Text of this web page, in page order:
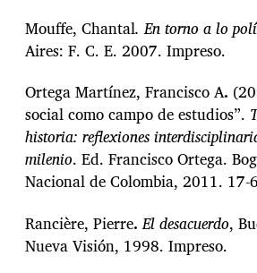
Mouffe, Chantal. En torno a lo
Aires: F. C. E. 2007. Impreso.
Ortega Martínez, Francisco A.
social como campo de estudios”.
historia: reflexiones
milenio. Ed. Francisco Ortega.
Nacional de Colombia, 2011. 17-
Rancière, Pierre.El desacuerdo,
Nueva Visión, 1998. Impreso.